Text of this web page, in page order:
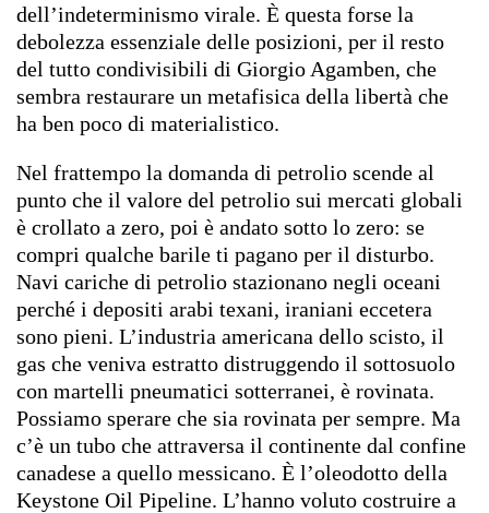
dell’indeterminismo virale. È questa forse la
debolezza essenziale delle posizioni, per il resto
del tutto condivisibili di Giorgio Agamben, che
sembra restaurare un metafisica della libertà che
ha ben poco di materialistico.
Nel frattempo la domanda di petrolio scende al
punto che il valore del petrolio sui mercati globali
è crollato a zero, poi è andato sotto lo zero: se
compri qualche barile ti pagano per il disturbo.
Navi cariche di petrolio stazionano negli oceani
perché i depositi arabi texani, iraniani eccetera
sono pieni. L’industria americana dello scisto, il
gas che veniva estratto distruggendo il sottosuolo
con martelli pneumatici sotterranei, è rovinata.
Possiamo sperare che sia rovinata per sempre. Ma
c’è un tubo che attraversa il continente dal confine
canadese a quello messicano. È l’oleodotto della
Keystone Oil Pipeline. L’hanno voluto costruire a